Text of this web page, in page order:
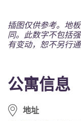
公寓信息
地址
插图仅供参考。地
同。此数字不包括
有变动，恕不另行